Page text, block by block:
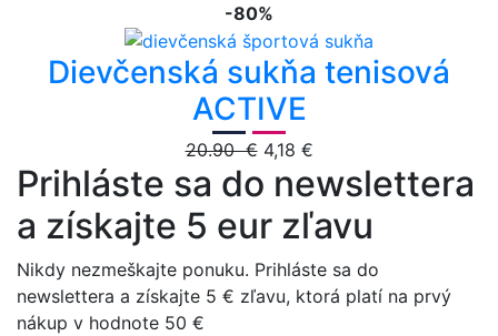
-80%
Dievčenská sukňa tenisová
ACTIVE
20.90 € 4,18 €
Prihláste sa do newslettera
a získajte 5 eur zľavu
Nikdy nezmeškajte ponuku. Prihláste sa do
newslettera a získajte 5 € zľavu, ktorá platí na prvý
nákup v hodnote 50 €